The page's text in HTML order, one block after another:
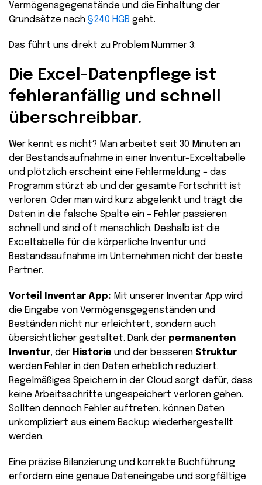
Vermögensgegenstände und die Einhaltung der
Grundsätze nach §240 HGB geht.
Das führt uns direkt zu Problem Nummer 3:
Die Excel-Datenpflege ist
fehleranfällig und schnell
überschreibbar.
Wer kennt es nicht? Man arbeitet seit 30 Minuten an
der Bestandsaufnahme in einer Inventur-Exceltabelle
und plötzlich erscheint eine Fehlermeldung – das
Programm stürzt ab und der gesamte Fortschritt ist
verloren. Oder man wird kurz abgelenkt und trägt die
Daten in die falsche Spalte ein – Fehler passieren
schnell und sind oft menschlich. Deshalb ist die
Exceltabelle für die körperliche Inventur und
Bestandsaufnahme im Unternehmen nicht der beste
Partner.
Vorteil Inventar App: Mit unserer Inventar App wird
die Eingabe von Vermögensgegenständen und
Beständen nicht nur erleichtert, sondern auch
übersichtlicher gestaltet. Dank der permanenten
Inventur, der Historie und der besseren Struktur
werden Fehler in den Daten erheblich reduziert.
Regelmäßiges Speichern in der Cloud sorgt dafür, dass
keine Arbeitsschritte ungespeichert verloren gehen.
Sollten dennoch Fehler auftreten, können Daten
unkompliziert aus einem Backup wiederhergestellt
werden.
Eine präzise Bilanzierung und korrekte Buchführung
erfordern eine genaue Dateneingabe und sorgfältige